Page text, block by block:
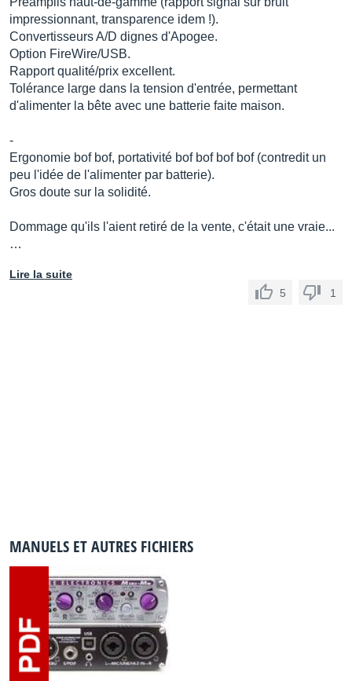
impressionnant, transparence idem !).
Convertisseurs A/D dignes d'Apogee.
Option FireWire/USB.
Rapport qualité/prix excellent.
Tolérance large dans la tension d'entrée, permettant
d'alimenter la bête avec une batterie faite maison.
-
Ergonomie bof bof, portativité bof bof bof bof (contredit un
peu l'idée de l'alimenter par batterie).
Gros doute sur la solidité.
Dommage qu'ils l'aient retiré de la vente, c'était une vraie...
…
Lire la suite
5
1
MANUELS ET AUTRES FICHIERS